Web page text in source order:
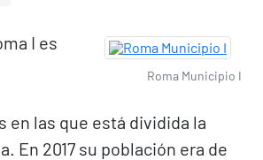
Roma Municipio I
I es
en las que está dividida la
En 2017 su población era de